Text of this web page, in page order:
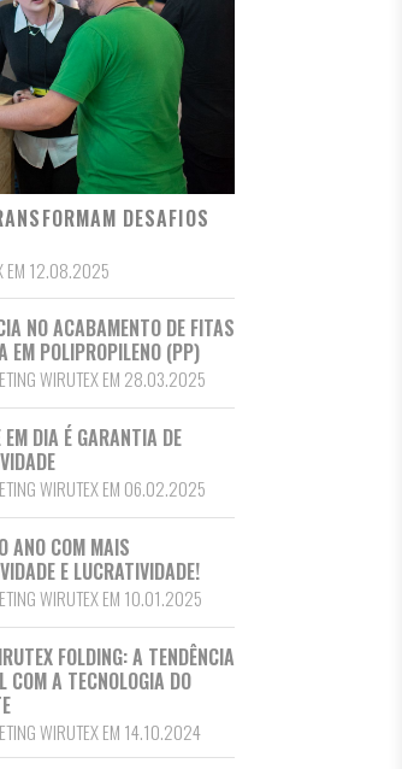
DESAFIOS
EM 12.08.2025
NO ACABAMENTO DE FITAS
EM POLIPROPILENO (PP)
WIRUTEX EM 28.03.2025
EM DIA É GARANTIA DE
WIRUTEX EM 06.02.2025
ANO COM MAIS
E LUCRATIVIDADE!
WIRUTEX EM 10.01.2025
FOLDING: A TENDÊNCIA
COM A TECNOLOGIA DO
WIRUTEX EM 14.10.2024